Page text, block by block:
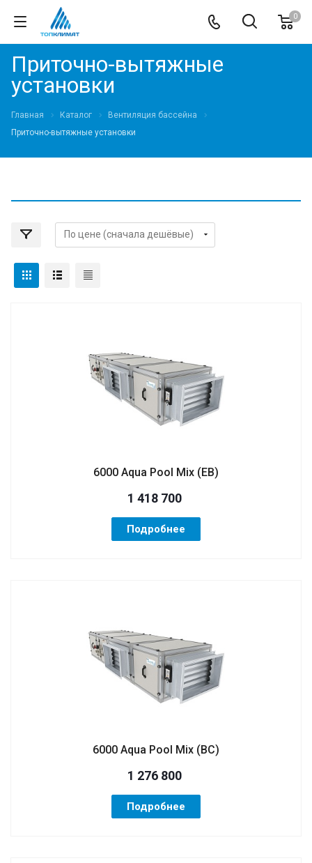
0
Приточно-вытяжные
установки
Главная Каталог
Вентиляция бассейна
Приточно-вытяжные установки
6000 Aqua Pool Mix (ЕВ)
1 418 700
Подробнее
6000 Aqua Pool Mix (ВС)
1 276 800
Подробнее